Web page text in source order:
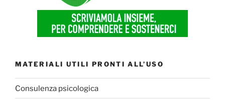
MATERIALI UTILI PRONTI ALL’USO
Consulenza psicologica